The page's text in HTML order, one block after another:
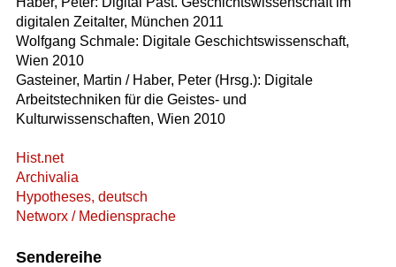
digitalen Zeitalter, München 2011
Wolfgang Schmale: Digitale Geschichtswissenschaft,
Wien 2010
Gasteiner, Martin / Haber, Peter (Hrsg.): Digitale
Arbeitstechniken für die Geistes- und
Kulturwissenschaften, Wien 2010
Hist.net
Archivalia
Hypotheses, deutsch
Networx / Mediensprache
Sendereihe